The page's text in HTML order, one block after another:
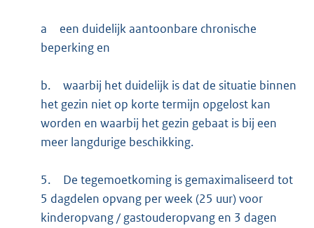
a
een duidelijk aantoonbare chronische
beperking en
b.
waarbij het duidelijk is dat de situatie binnen
het gezin niet op korte termijn opgelost kan
worden en waarbij het gezin gebaat is bij een
meer langdurige beschikking.
5.
De tegemoetkoming is gemaximaliseerd tot
5 dagdelen opvang per week (25 uur) voor
kinderopvang / gastouderopvang en 3 dagen